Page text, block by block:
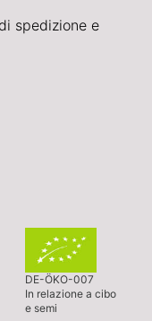
spedizione e
DE-ÖKO-007
In relazione a cibo
e semi